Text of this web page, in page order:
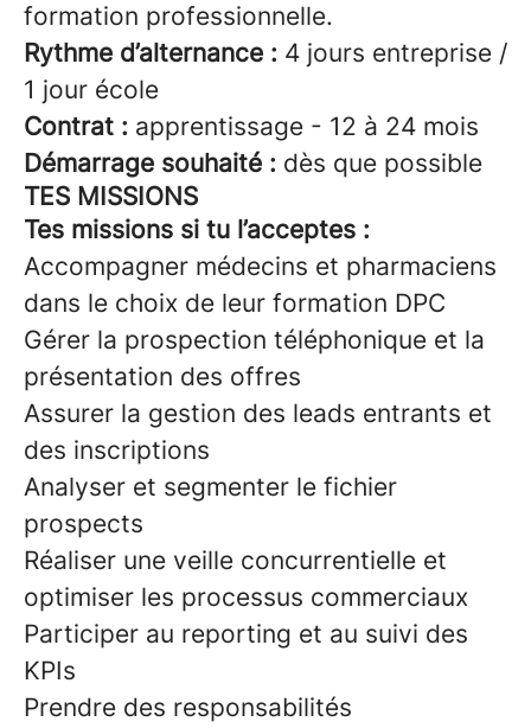
formation professionnelle.
Rythme d’alternance : 4 jours entreprise /
1 jour école
Contrat : apprentissage - 12 à 24 mois
Démarrage souhaité : dès que possible
TES MISSIONS
Tes missions si tu l’acceptes :
Accompagner médecins et pharmaciens
dans le choix de leur formation DPC
Gérer la prospection téléphonique et la
présentation des offres
Assurer la gestion des leads entrants et
des inscriptions
Analyser et segmenter le fichier
prospects
Réaliser une veille concurrentielle et
optimiser les processus commerciaux
Participer au reporting et au suivi des
KPIs
Prendre des responsabilités